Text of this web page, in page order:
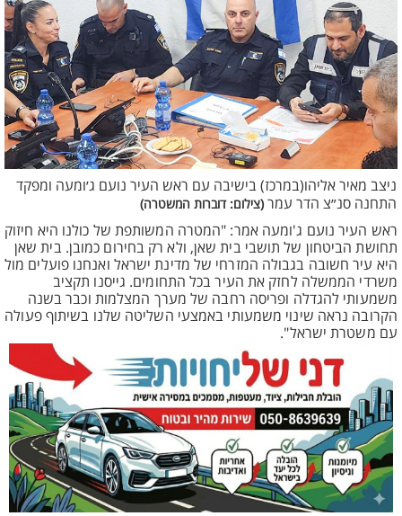
ניצב מאיר אליהו(במרכז) בישיבה עם ראש העיר נועם ג׳ומעה ומפקד
התחנה סנ״צ הדר עמר (צילום: דוברות המשטרה)
ראש העיר נועם ג'ומעה אמר: "המטרה המשותפת של כולנו היא חיזוק
תחושת הביטחון של תושבי בית שאן, ולא רק בחירום כמובן. בית שאן
היא עיר חשובה בגבולה המזרחי של מדינת ישראל ואנחנו פועלים מול
משרדי הממשלה לחזק את העיר בכל התחומים. גייסנו תקציב
משמעותי להגדלה ופריסה רחבה של מערך המצלמות וכבר בשנה
הקרובה נראה שינוי משמעותי באמצעי השליטה שלנו בשיתוף פעולה
עם משטרת ישראל".